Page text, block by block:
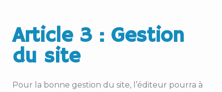
Article 3 : Gestion
du site
Pour la bonne gestion du site, l’éditeur pourra à